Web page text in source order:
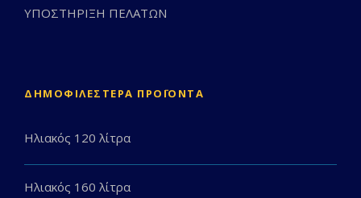
ΥΠΟΣΤΗΡΙΞΗ ΠΕΛΑΤΩΝ
ΔΗΜΟΦΙΛΈΣΤΕΡΑ ΠΡΟΪΌΝΤΑ
Ηλιακός 120 λίτρα
Ηλιακός 160 λίτρα